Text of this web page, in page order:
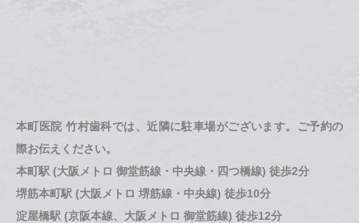
本町医院 竹村歯科では、近隣に駐車場がございます。ご予約の
際お伝えください。
本町駅 (大阪メトロ 御堂筋線・中央線・四つ橋線) 徒歩2分
堺筋本町駅 (大阪メトロ 堺筋線・中央線) 徒歩10分
淀屋橋駅 (京阪本線、大阪メトロ 御堂筋線) 徒歩12分